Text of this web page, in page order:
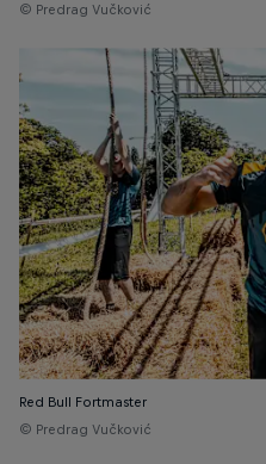
© Predrag Vučković
Red Bull Fortmaster
© Predrag Vučković